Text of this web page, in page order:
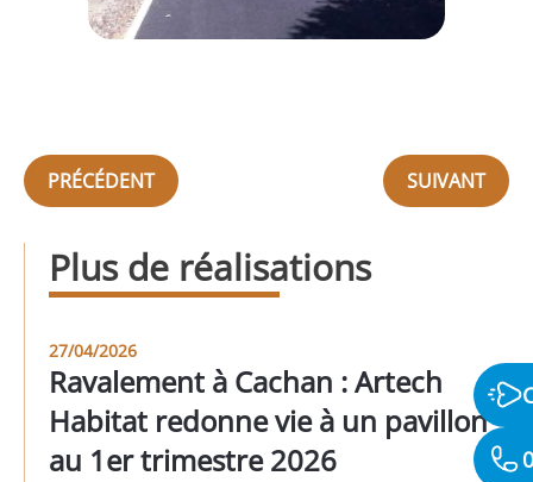
PRÉCÉDENT SUIVANT
Plus de réalisations
27/04/2026
Ravalement à Cachan : Artech
Habitat redonne vie à un pavillon
au 1er trimestre 2026